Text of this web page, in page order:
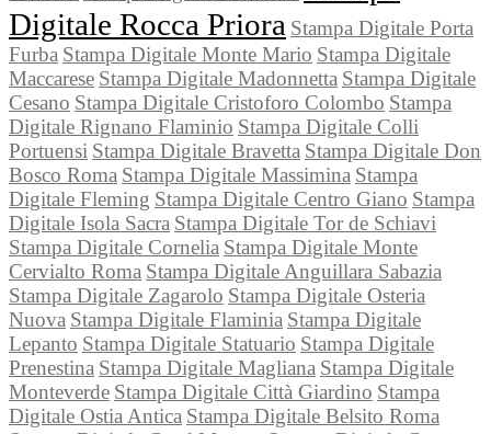
Digitale Rocca Priora Stampa Digitale Porta
Furba Stampa Digitale Monte Mario Stampa Digitale
Maccarese Stampa Digitale Madonnetta Stampa Digitale
Cesano Stampa Digitale Cristoforo Colombo Stampa
Digitale Rignano Flaminio Stampa Digitale Colli
Portuensi Stampa Digitale Bravetta Stampa Digitale Don
Bosco Roma Stampa Digitale Massimina Stampa
Digitale Fleming Stampa Digitale Centro Giano Stampa
Digitale Isola Sacra Stampa Digitale Tor de Schiavi
Stampa Digitale Cornelia Stampa Digitale Monte
Cervialto Roma Stampa Digitale Anguillara Sabazia
Stampa Digitale Zagarolo Stampa Digitale Osteria
Nuova Stampa Digitale Flaminia Stampa Digitale
Lepanto Stampa Digitale Statuario Stampa Digitale
Prenestina Stampa Digitale Magliana Stampa Digitale
Monteverde Stampa Digitale Città Giardino Stampa
Digitale Ostia Antica Stampa Digitale Belsito Roma